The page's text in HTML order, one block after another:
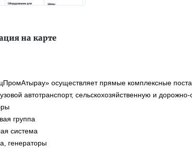
на карте
осуществляет прямые комплексные
автотранспорт, сельскохозяйственную и
группа
система
генераторы